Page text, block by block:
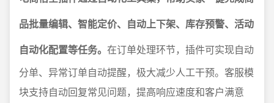
品批量编辑、智能定价、自动上下架、库存预警、活动
自动化配置等任务。 在订单处理环节，插件可实现自动
分单、异常订单自动提醒，极大减少人工干预。客服模
块支持自动回复常见问题，提高响应速度和客户满意